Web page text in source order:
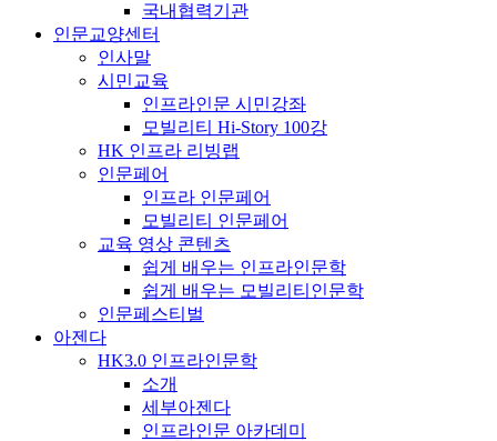
국내협력기관
인문교양센터
인사말
시민교육
인프라인문 시민강좌
모빌리티 Hi-Story 100강
HK 인프라 리빙랩
인문페어
인프라 인문페어
모빌리티 인문페어
교육 영상 콘텐츠
쉽게 배우는 인프라인문학
쉽게 배우는 모빌리티인문학
인문페스티벌
아젠다
HK3.0 인프라인문학
소개
세부아젠다
인프라인문 아카데미